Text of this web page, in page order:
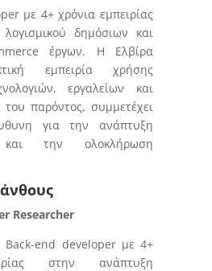
με 4+ χρόνια εμπειρίας
δημόσιων και
έργων. Η Ελβίρα
εμπειρία χρήσης
εργαλείων και
παρόντος, συμμετέχει
για την ανάπτυξη
και την ολοκλήρωση
Researcher
Back-end developer με 4+
στην ανάπτυξη